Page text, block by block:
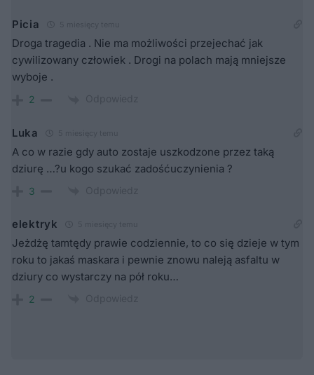
Picia
Droga tragedia . Nie ma możliwości przejechać jak
cywilizowany człowiek . Drogi na polach mają mniejsze
wyboje .
2
Luka
A co w razie gdy auto zostaje uszkodzone przez taką
dziurę …?u kogo szukać zadośćuczynienia ?
3
elektryk
Jeżdżę tamtędy prawie codziennie, to co się dzieje w tym
roku to jakaś maskara i pewnie znowu naleją asfaltu w
dziury co wystarczy na pół roku…
2